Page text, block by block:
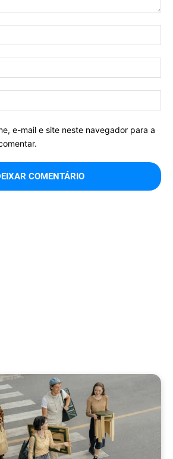
e-mail e site neste navegador para a